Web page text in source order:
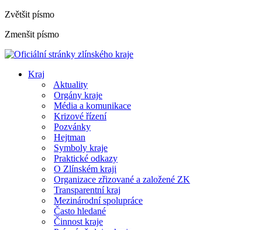
Zvětšit písmo
Zmenšit písmo
Kraj
Aktuality
Orgány kraje
Média a komunikace
Krizové řízení
Pozvánky
Hejtman
Symboly kraje
Praktické odkazy
O Zlínském kraji
Organizace zřizované a založené ZK
Transparentní kraj
Mezinárodní spolupráce
Často hledané
Činnost kraje